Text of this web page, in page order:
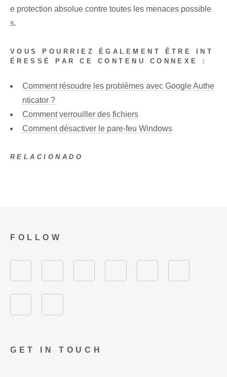
e protection absolue contre toutes les menaces possible
s.
VOUS POURRIEZ ÉGALEMENT ÊTRE INT
ÉRESSÉ PAR CE CONTENU CONNEXE :
Comment résoudre les problèmes avec Google Authe
nticator ?
Comment verrouiller des fichiers
Comment désactiver le pare-feu Windows
RELACIONADO
GET IN TOUCH
FOLLOW